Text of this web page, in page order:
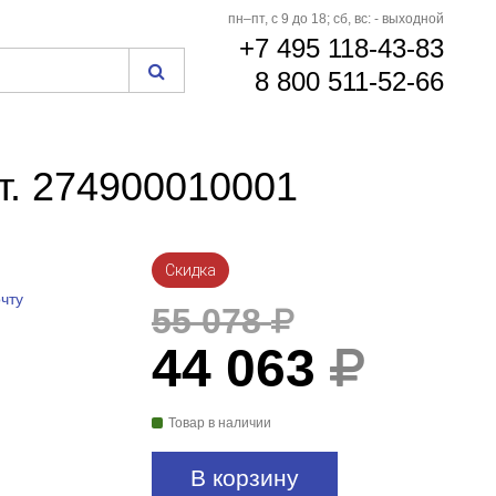
пн–пт, с 9 до 18; сб, вс: - выходной
+7 495 118-43-83
8 800 511-52-66
274900010001
Скидка
55 078
44 063
Товар в наличии
В корзину